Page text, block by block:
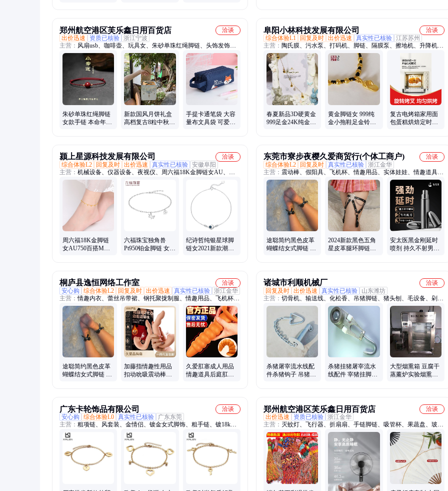
郑州航空港区芙乐鑫日用百货店
洽谈
出价迅速
资质已核验 浙江宁波
主营： 风扇usb、咖啡壶、玩具女、朱砂单珠红绳脚链、头饰发饰、
平板支架、玉吊坠包、抽纸卷纸、镀银手镯、塑料双层、旋转钢珠、
干海带丝、usb灭蚊灯、家用矮凳、水杯定制、脚凳椅子、抓绒马
甲、家用厨房、小米背包、茶具套装、不锈钢厨具、健身拉力绳、烧
烤一体锅、稀晶石手机、按摩泡脚盆、套装暖暖杯
朱砂单珠红绳脚链
女款手链 本命年平
新款国风月饼礼盒
高档复古8粒中秋包
手提卡通笔袋 大容
量布文具袋 可爱收
阜阳小林科技发展有限公司
洽谈
综合体验L1
回复及时 出价迅速 真实性已核验 江苏苏州
主营： 陶氏膜、污水泵、打码机、脚链、隔膜泵、擦地机、升降机、
减速机、配电箱、上料机、养鱼泵、封边机、抽水泵、烘干机、晾衣
杆、暖风机、吹地机、合缝机、灌装机、增压泵、卷闸门、喷雾机、
控制器、潜水泵、气压罐、吸料机
春夏新品3D硬黄金
999足金24K纯金光
黄金脚链女 999纯
金小拖鞋足金铃铛
复古电烤箱家用面
包蛋糕烘焙定时大
颍上星源科技发展有限公司
洽谈
综合体验L2
回复及时 出价迅速 真实性已核验 安徽阜阳
主营： 机械设备、仪器设备、夜视仪、周六福18K金脚链女AU、甘
蔗榨汁机、叉车、海纹石手链、香薰机、洗地机、落地式音箱、根雕
木雕、检测仪空气、升降机、气密性检测仪、压屏机、制粒机、手推
式洗地机、商用豆浆机、冷却塔水塔、肠粉石磨机、汽油打药机、智
能豆腐机、高温杀菌锅
周六福18K金脚链
女AU750百搭M多
六福珠宝独角兽
Pt950铂金脚链 女款
纪诗哲纯银星球脚
链女2021新款潮简
东莞市寮步夜樱久爱商贸行(个体工商户)
洽谈
综合体验L2
回复及时 真实性已核验 浙江金华
主营： 震动棒、假阳具、飞机杯、情趣用品、实体娃娃、情趣道具、
倒模名器、女用自慰器、男用自慰器、肉鞭硅胶拉珠、复古情趣性用
具、假乳房乳胶胸垫
途聪简约黑色皮革
蝴蝶结女式脚链 独
2024新款黑色五角
星皮革腿环脚链成
安太医黑金刚延时
喷剂 持久不射男用
桐庐县逸恒网络工作室
洽谈
安心购
综合体验L2 回复及时 出价迅速 真实性已核验 浙江金华
主营：情趣内衣、蕾丝吊带裙、钢托聚拢制服、情趣用品、飞机杯、
延时喷剂、延时湿巾、伸缩棒、自慰器、润滑油、润滑液、震动棒、
内衣裤、润滑剂、延时膏、吊带裙、锁精环、喷雾剂、油喷剂、精华
素、高潮液、男用情趣用品、女用情趣用品、男用延时喷剂、女用高
潮液
途聪简约黑色皮革
蝴蝶结女式脚链 独
加藤指情趣性用品
扣动吮吸震动棒自
久爱肛塞成人用品
情趣道具后庭肛门
诸城市利顺机械厂
洽谈
回复及时 出价迅速 真实性已核验
山东潍坊
主营： 切骨机、输送线、化松香、吊猪脚链、猪头刨、毛设备、剁骨
机、猪蹄去、分段锯、分割机、加热方、吊猪脚、上料机、鱼糜机、
猪刨毛、鸡鸭鹅、腌制机、分割锯、料斗车、洗肠机、甩油机、链子
管、切块机、蒸煮锅、刨毛机、猪头脱
杀猪屠宰流水线配
件杀猪钩子 吊猪链
杀猪挂猪屠宰流水
线配件 宰猪挂脚链
大型烟熏箱 豆腐干
蒸薰炉实验烟熏熏
广东卡轮饰品有限公司
洽谈
安心购
综合体验L0 真实性已核验
广东东莞
主营： 粗项链、风套装、金情侣、镀金女式脚饰、粗手链、镀18k
金、钛钢4mm、珠手链、镶水晶、宽手链、电镀18k、小饰品、螺丝
帽、机手链、玫瑰花、戒指环、流苏长、男士男、雪花女、耳饰品、
项饰品、项圈环、男吊坠、牌手链、925纯银、红宝石
郑州航空港区芙乐鑫日用百货店
洽谈
出价迅速
资质已核验 浙江金华
主营： 灭蚊灯、飞行器、折扇扇、手链脚链、吸管杯、果蔬盘、玻璃
杯、玩具女、棒球帽、年袜子、led户外、钥匙扣、擦拭布、拉杆箱、
沙滩帽、泡脚桶、塑料凳、饺子盘、旅游帽、干果盘、水杯ins、燃气
灶、带吸管、靠背垫、玩具车、托玛琳